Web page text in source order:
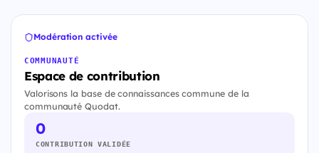
Modération activée
COMMUNAUTÉ
Espace de contribution
Valorisons la base de connaissances commune de la
communauté Quodat.
0
CONTRIBUTION VALIDÉE